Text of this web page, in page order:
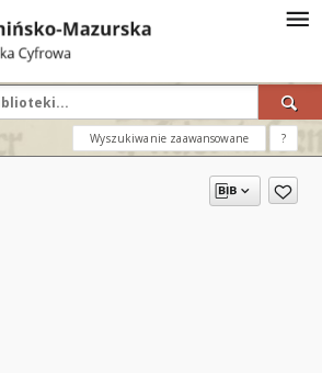
Wyszukiwanie zaawansowane ?